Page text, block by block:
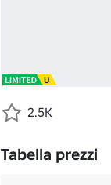
2.5K
Tabella prezzi